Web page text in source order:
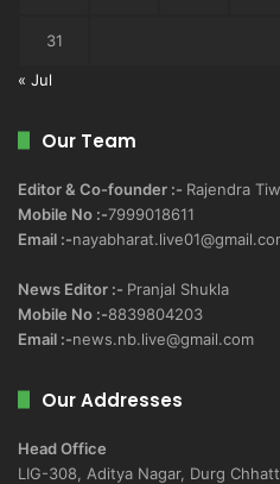
31
« Jul
Our Team
Editor & Co-founder :- Rajendra
Mobile No :-7999018611
Email :-
News Editor :- Pranjal Shukla
Mobile No :-8839804203
Email :-news.nb.live@gmail.com
Our Addresses
Head Office
LIG-308, Aditya Nagar, Durg